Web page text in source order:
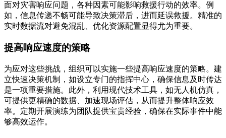
面对灾害响应问题，各种因素可能影响救援行动的效率。例
如，信息传递不畅可能导致决策滞后，进而延误救援。精准的
实时数据流对避免混乱、优化资源配置显得尤为重要。
提高响应速度的策略
为应对这些挑战，组织可以实施一些提高响应速度的策略。建
立快速决策机制，如设立专门的指挥中心，确保信息及时传达
是一项重要措施。此外，利用现代技术工具，如无人机仿真，
可提供更精确的数据、加速现场评估，从而提升整体响应效
率。定期开展演练为团队提供宝贵经验，确保在实际事件中能
够高效运作。